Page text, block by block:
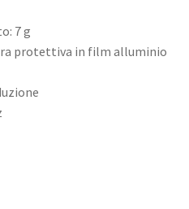
7 g
protettiva in film alluminio